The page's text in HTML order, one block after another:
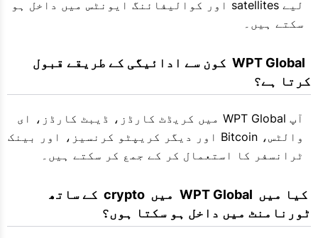
لیے satellites اور کوالیفائنگ ایونٹس میں داخل ہو
سکتے ہیں۔
کرتا ہے؟
آپ WPT Global میں کریڈٹ کارڈز، ڈیبٹ کارڈز، ای
والٹس، Bitcoin اور دیگر کریپٹو کرنسیز، اور بینک
ٹرانسفر کا استعمال کر کے جمع کر سکتے ہیں۔
ٹورنامنٹ میں داخل ہو سکتا ہوں؟